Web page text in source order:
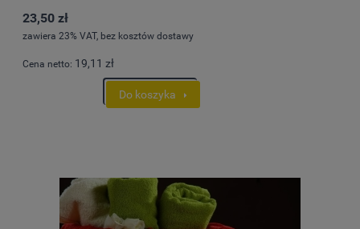
23,50 zł
zawiera 23% VAT, bez kosztów dostawy
Cena netto: 19,11 zł
Do koszyka